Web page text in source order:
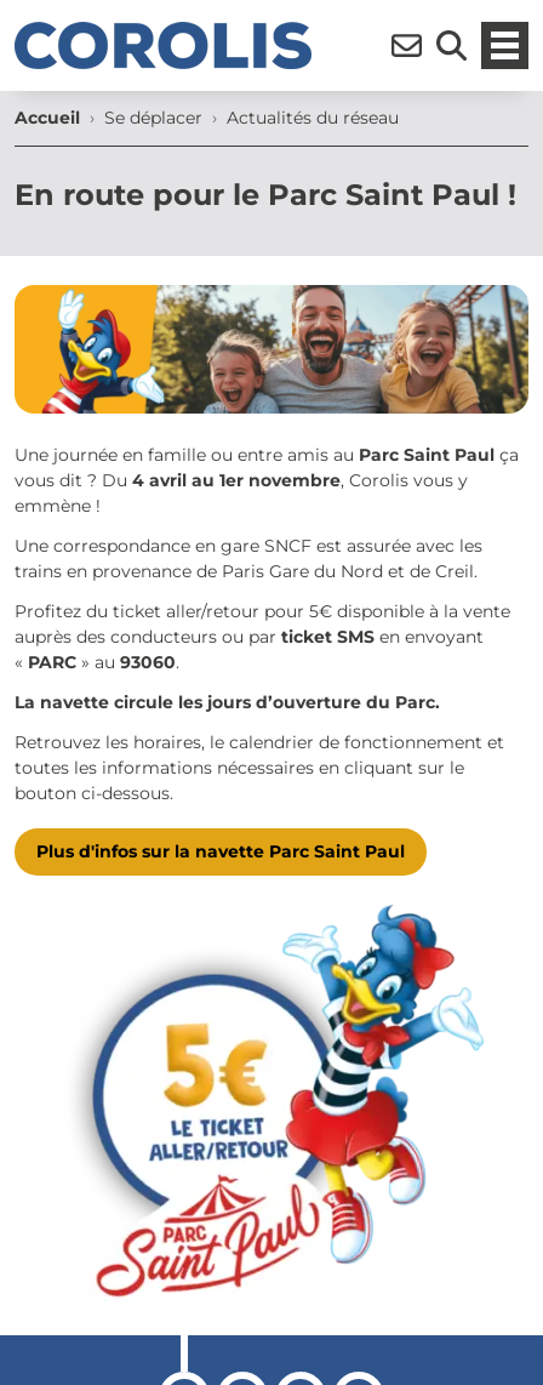
Inscription à la
Moteur de
Accueil Se déplacer Actualités du réseau
En route pour le Parc Saint Paul !
Une journée en famille ou entre amis au Parc Saint Paul ça
vous dit ? Du 4 avril au 1er novembre, Corolis vous y
emmène !
Une correspondance en gare SNCF est assurée avec les
trains en provenance de Paris Gare du Nord et de Creil.
Profitez du ticket aller/retour pour 5€ disponible à la vente
auprès des conducteurs ou par ticket SMS en envoyant
« PARC » au 93060.
La navette circule les jours d’ouverture du Parc.
Retrouvez les horaires, le calendrier de fonctionnement et
toutes les informations nécessaires en cliquant sur le
bouton ci-dessous.
Plus d'infos sur la navette Parc Saint Paul